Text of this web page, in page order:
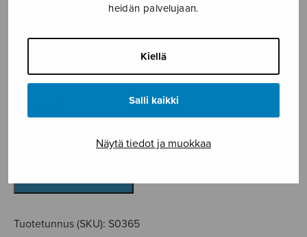
heidän palvelujaan.
Kiellä
Salli kaikki
Näytä tiedot ja muokkaa
Raatikkoon
trad. Finnish
Tuotetunnus (SKU): S0365